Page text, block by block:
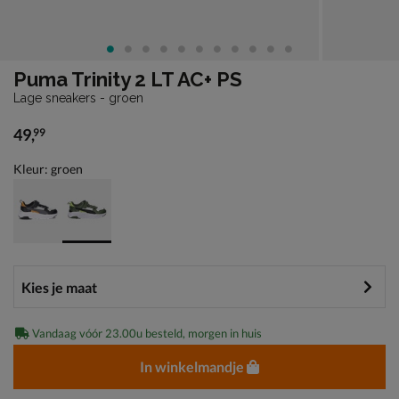
Puma Trinity 2 LT AC+ PS
Lage sneakers - groen
€ 49,99
49,99
Kleur: groen
Vandaag vóór 23.00u besteld, morgen in huis
In winkelmandje